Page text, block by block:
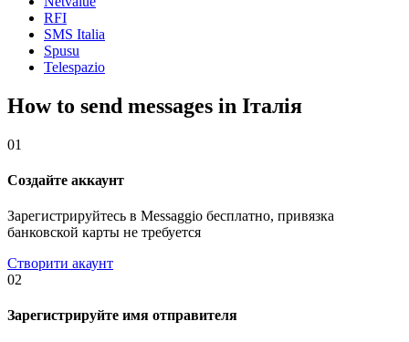
RFI
SMS Italia
Spusu
Telespazio
How to send messages in Італія
01
Создайте аккаунт
Зарегистрируйтесь в Messaggio бесплатно, привязка
банковской карты не требуется
Створити акаунт
02
Зарегистрируйте имя отправителя